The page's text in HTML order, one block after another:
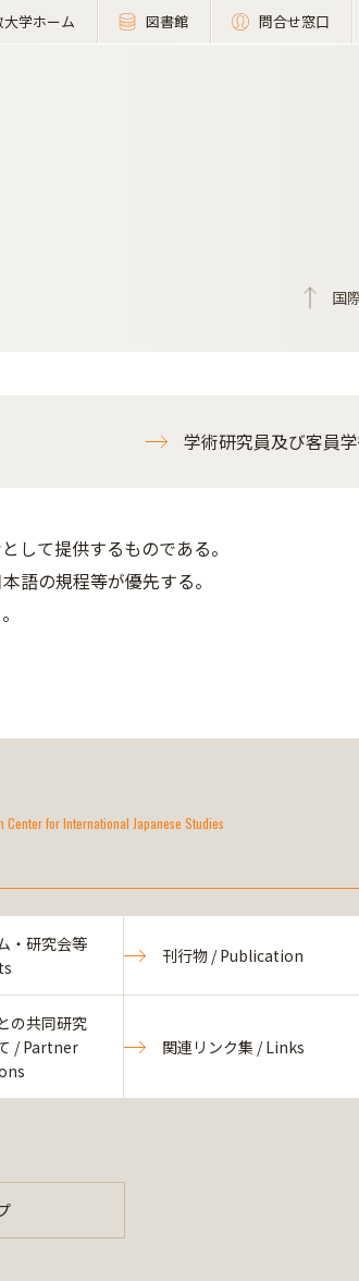
大学ホーム 図書館 問合せ窓口
国
学術研究員及び客員
して提供するものである。
語の規程等が優先する。
Center for International Japanese Studies
・研究会等
刊行物 / Publication
の共同研究
/ Partner
関連リンク集 / Links